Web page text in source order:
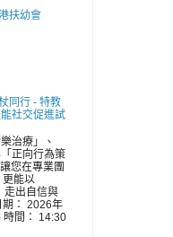
扶幼會
同行 - 特教
社交促進試
治療」、
「正向行為策
您在專業團
更能以
走出自信與
期： 2026年
時間： 14:30